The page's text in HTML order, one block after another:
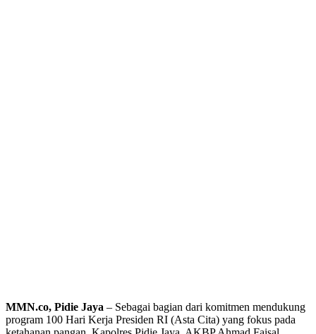
MMN.co, Pidie Jaya – Sebagai bagian dari komitmen mendukung
program 100 Hari Kerja Presiden RI (Asta Cita) yang fokus pada